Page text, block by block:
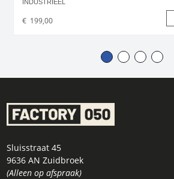
INDUSTRIEEL
€ 199,00
Sluisstraat 45
9636 AN Zuidbroek
(Alleen op afspraak)